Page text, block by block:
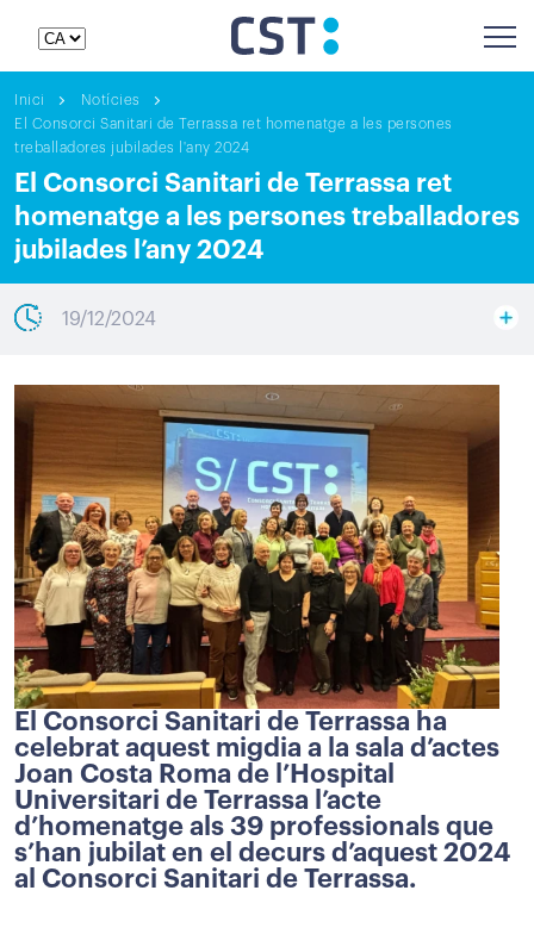
Inici
Notícies
El Consorci Sanitari de Terrassa ret homenatge a les persones
treballadores jubilades l'any 2024
El Consorci Sanitari de Terrassa ret
homenatge a les persones treballadores
jubilades l’any 2024
19/12/2024
El Consorci Sanitari de Terrassa ha
celebrat aquest migdia a la sala d’actes
Joan Costa Roma de l’Hospital
Universitari de Terrassa l’acte
d’homenatge als 39 professionals que
s’han jubilat en el decurs d’aquest 2024
al Consorci Sanitari de Terrassa.